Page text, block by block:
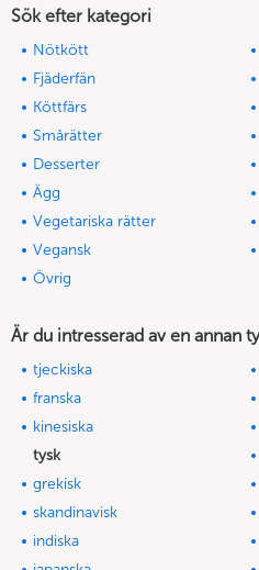
Sök efter kategori
Nötkött
Fjäderfän
Köttfärs
Smårätter
Desserter
Ägg
Vegetariska rätter
Vegansk
Övrig
Är du intresserad av en annan
tjeckiska
franska
kinesiska
tysk
grekisk
skandinavisk
indiska